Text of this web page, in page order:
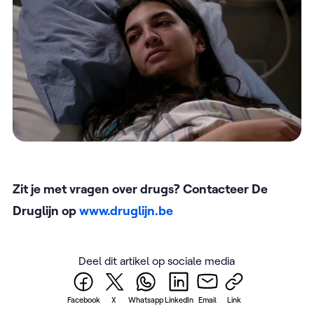
Zit je met vragen over drugs? Contacteer De
Druglijn opwww.druglijn.be
Deel dit artikel op sociale media
Facebook X WhatsappLinkedIn Email Link